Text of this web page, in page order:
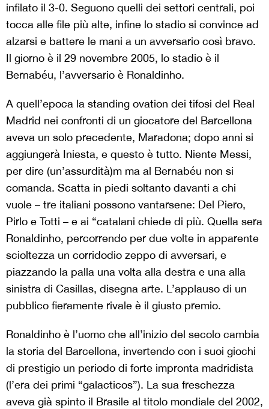
infilato il 3-0. Seguono quelli dei settori centrali, poi
tocca alle file più alte, infine lo stadio si convince ad
alzarsi e battere le mani a un avversario così bravo.
Il giorno è il 29 novembre 2005, lo stadio è il
Bernabéu, l’avversario è Ronaldinho.
A quell’epoca la standing ovation dei tifosi del Real
Madrid nei confronti di un giocatore del Barcellona
aveva un solo precedente, Maradona; dopo anni si
aggiungerà Iniesta, e questo è tutto. Niente Messi,
per dire (un’assurdità)m ma al Bernabéu non si
comanda. Scatta in piedi soltanto davanti a chi
vuole – tre italiani possono vantarsene: Del Piero,
Pirlo e Totti – e ai “catalani chiede di più. Quella sera
Ronaldinho, percorrendo per due volte in apparente
scioltezza un corridodio zeppo di avversari, e
piazzando la palla una volta alla destra e una alla
sinistra di Casillas, disegna arte. L’applauso di un
pubblico fieramente rivale è il giusto premio.
Ronaldinho è l’uomo che all’inizio del secolo cambia
la storia del Barcellona, invertendo con i suoi giochi
di prestigio un periodo di forte impronta madridista
(l’era dei primi “galacticos”). La sua freschezza
aveva già spinto il Brasile al titolo mondiale del 2002,